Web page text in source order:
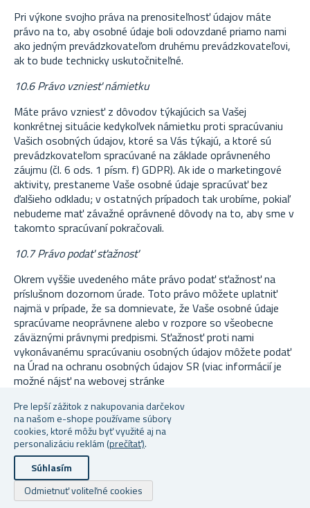
Pre lepší zážitok z nakupovania darčekov
na našom e-shope používame súbory
cookies, ktoré môžu byť využité aj na
personalizáciu reklám (prečítať).
Súhlasím
Odmietnuť voliteľné cookies
Pri výkone svojho práva na prenositeľnosť údajov máte
právo na to, aby osobné údaje boli odovzdané priamo nami
ako jedným prevádzkovateľom druhému prevádzkovateľovi,
ak to bude technicky uskutočniteľné.
10.6 Právo vzniesť námietku
Máte právo vzniesť z dôvodov týkajúcich sa Vašej
konkrétnej situácie kedykoľvek námietku proti spracúvaniu
Vašich osobných údajov, ktoré sa Vás týkajú, a ktoré sú
prevádzkovateľom spracúvané na základe oprávneného
záujmu (čl. 6 ods. 1 písm. f) GDPR). Ak ide o marketingové
aktivity, prestaneme Vaše osobné údaje spracúvať bez
ďalšieho odkladu; v ostatných prípadoch tak urobíme, pokiaľ
nebudeme mať závažné oprávnené dôvody na to, aby sme v
takomto spracúvaní pokračovali.
10.7 Právo podať sťažnosť
Okrem vyššie uvedeného máte právo podať sťažnosť na
príslušnom dozornom úrade. Toto právo môžete uplatniť
najmä v prípade, že sa domnievate, že Vaše osobné údaje
spracúvame neoprávnene alebo v rozpore so všeobecne
záväznými právnymi predpismi. Sťažnosť proti nami
vykonávanému spracúvaniu osobných údajov môžete podať
na Úrad na ochranu osobných údajov SR (viac informácií je
možné nájsť na webovej stránke
žalobou na príslušný súd.
10.8 Práva súvisiace s automatizovaným individuálnym
rozhodovaním
Máte právo namietať proti profilovaniu a
automatizovanému rozhodovaniu, z ktorého pre Vás
vyplynie právny alebo podobný významný dôsledok.